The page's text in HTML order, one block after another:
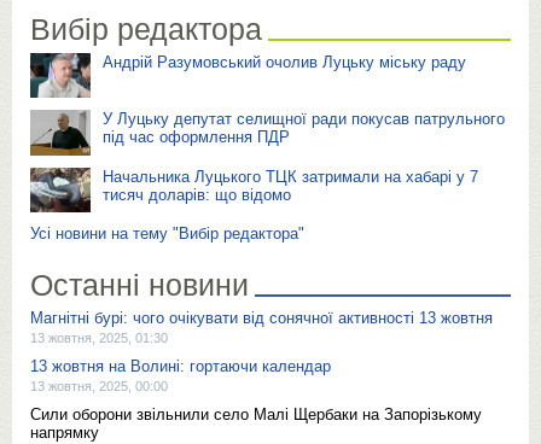
Вибір редактора
Андрій Разумовський очолив Луцьку міську раду
У Луцьку депутат селищної ради покусав патрульного
під час оформлення ПДР
Начальника Луцького ТЦК затримали на хабарі у 7
тисяч доларів: що відомо
Усі новини на тему "Вибір редактора"
Останні новини
Магнітні бурі: чого очікувати від сонячної активності 13 жовтня
13 жовтня, 2025, 01:30
13 жовтня на Волині: гортаючи календар
13 жовтня, 2025, 00:00
Сили оборони звільнили село Малі Щербаки на Запорізькому
напрямку